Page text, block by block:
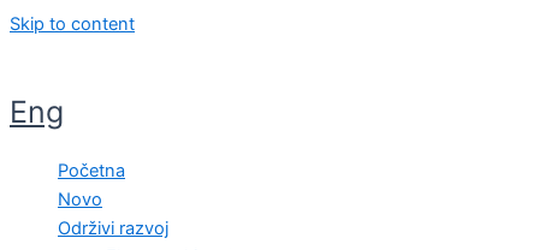
Skip to content
Eng
Početna
Novo
Održivi razvoj